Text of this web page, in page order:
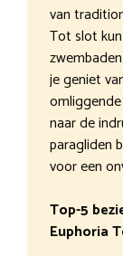
van
Tot slot
je geniet
naar de
paragliden
voor een
Top-5
Euphoria